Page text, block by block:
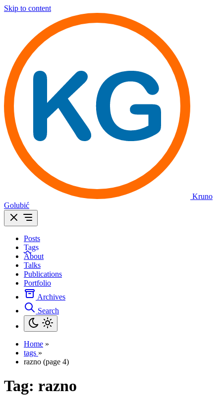
Skip to content
Kruno
Golubić
Posts
Tags
About
Talks
Publications
Portfolio
Archives
Search
Home »
tags »
razno (page 4)
Tag: razno